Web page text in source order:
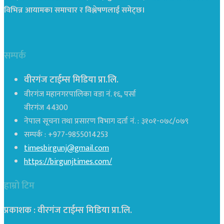
विभिन्न आयामका समाचार र विश्लेषणलाई समेट्छ।
सम्पर्क
वीरगंज टाईम्स मिडिया प्रा.लि.
वीरगंज महानगरपालिका वडा नं. १६, पर्सा
वीरगंज 44300
नेपाल सूचना तथा प्रसारण विभाग दर्ता नं. : ३१०१-०७८/०७९
सम्पर्क : +977-9855014253
timesbirgunj@gmail.com
https://birgunjtimes.com/
हाम्रो टिम
प्रकाशक : वीरगंज टाईम्स मिडिया प्रा‍.लि.